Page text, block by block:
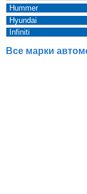
Hummer
Hyundai
Infiniti
Все марки